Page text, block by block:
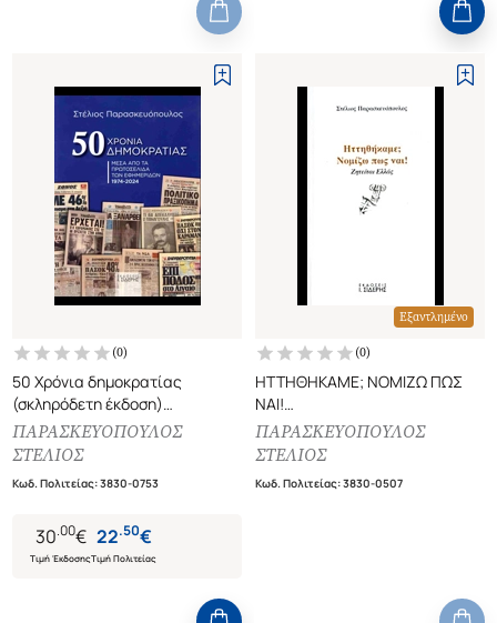
(0)
50 Χρόνια δημοκρατίας
(σκληρόδετη έκδοση)
Μέσα από τα πρωτοσέλιδα των
εφημερίδων 1974-2024
ΠΑΡΑΣΚΕΥΟΠΟΥΛΟΣ
ΣΤΕΛΙΟΣ
Κωδ. Πολιτείας:3830-0753
30.00€
Τιμή Έκδοσης
22.50€
Τιμή Πολιτείας
Εξαντλημένο
(0)
ΗΤΤΗΘΗΚΑΜΕ; ΝΟΜΙΖΩ ΠΩΣ
ΝΑΙ!
ΖΗΤΕΙΤΑΙ ΕΛΛΑΣ
ΠΑΡΑΣΚΕΥΟΠΟΥΛΟΣ
ΣΤΕΛΙΟΣ
Κωδ. Πολιτείας:3830-0507